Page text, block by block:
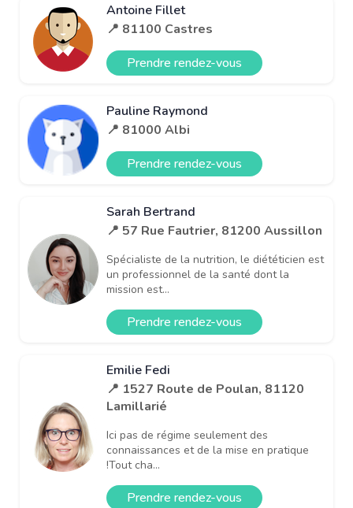
Antoine Fillet
📍 81100 Castres
Prendre rendez-vous
Pauline Raymond
📍 81000 Albi
Prendre rendez-vous
Sarah Bertrand
📍 57 Rue Fautrier, 81200 Aussillon
Spécialiste de la nutrition, le diététicien est
un professionnel de la santé dont la
mission est...
Prendre rendez-vous
Emilie Fedi
📍 1527 Route de Poulan, 81120
Lamillarié
Ici pas de régime seulement des
connaissances et de la mise en pratique
!Tout cha...
Prendre rendez-vous